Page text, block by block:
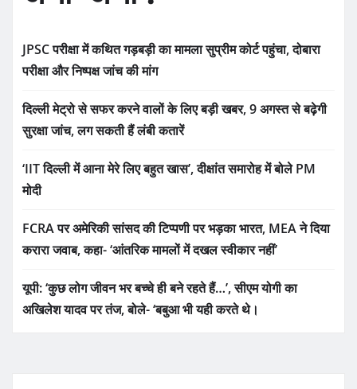
JPSC परीक्षा में कथित गड़बड़ी का मामला सुप्रीम कोर्ट पहुंचा, दोबारा
परीक्षा और निष्पक्ष जांच की मांग
दिल्ली मेट्रो से सफर करने वालों के लिए बड़ी खबर, 9 अगस्त से बढ़ेगी
सुरक्षा जांच, लग सकती हैं लंबी कतारें
‘IIT दिल्ली में आना मेरे लिए बहुत खास’, दीक्षांत समारोह में बोले PM
मोदी
FCRA पर अमेरिकी सांसद की टिप्पणी पर भड़का भारत, MEA ने दिया
करारा जवाब, कहा- ‘आंतरिक मामलों में दखल स्वीकार नहीं’
यूपी: ‘कुछ लोग जीवन भर बच्चे ही बने रहते हैं…’, सीएम योगी का
अखिलेश यादव पर तंज, बोले- ‘बबुआ भी यही करते थे।